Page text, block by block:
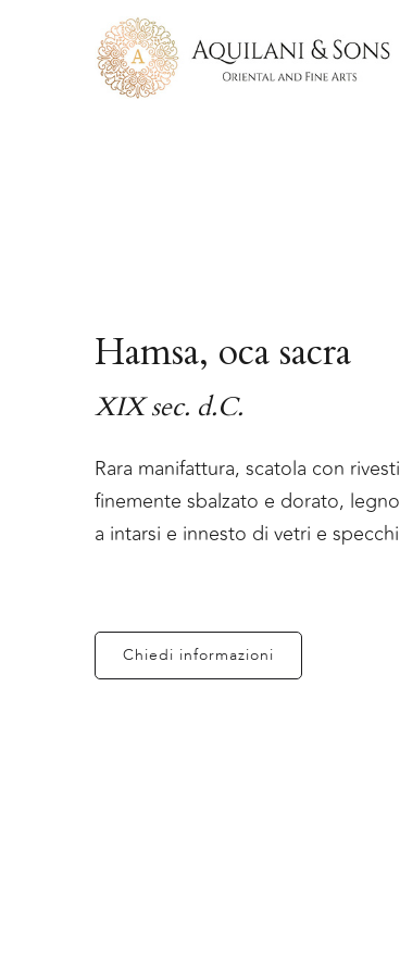
Hamsa, oca sacra
XIX sec. d.C.
Rara manifattura, scatola con
finemente sbalzato e dorato,
a intarsi e innesto di vetri e specchi
Chiedi informazioni